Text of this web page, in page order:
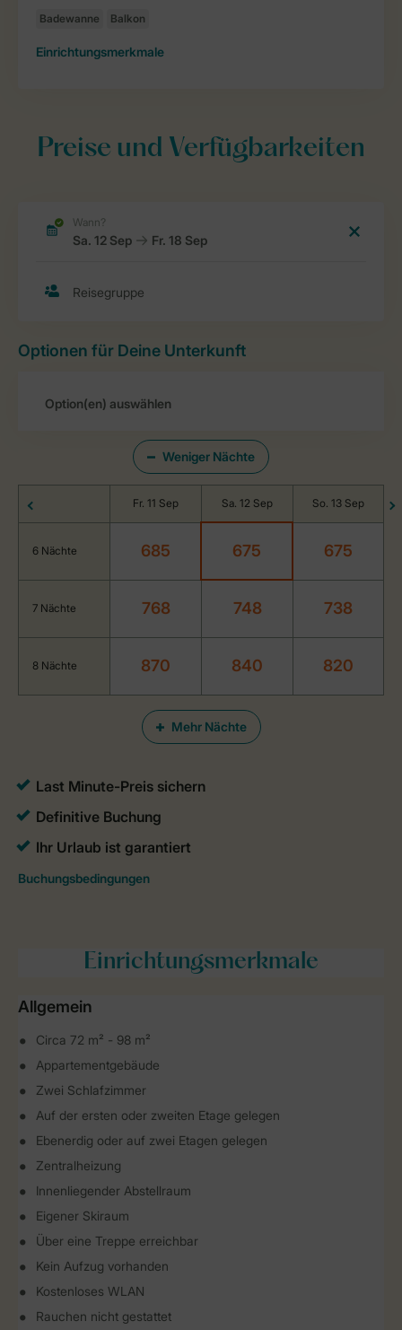
Einrichtungsmerkmale
Preise und Verfügbarkeiten
Optionen für Deine Unterkunft
Weniger Nächte
Mehr Nächte
Fr. 11 Sep Sa. 12 Sep So. 13 Sep
6 Nächte 685 675 675
7 Nächte 768 748 738
8 Nächte 870 840 820
Einrichtungsmerkmale
Allgemein
Circa 72 m² - 98 m²
Appartementgebäude
Zwei Schlafzimmer
Auf der ersten oder zweiten Etage gelegen
Ebenerdig oder auf zwei Etagen gelegen
Zentralheizung
Innenliegender Abstellraum
Eigener Skiraum
Über eine Treppe erreichbar
Kein Aufzug vorhanden
Kostenloses WLAN
Rauchen nicht gestattet